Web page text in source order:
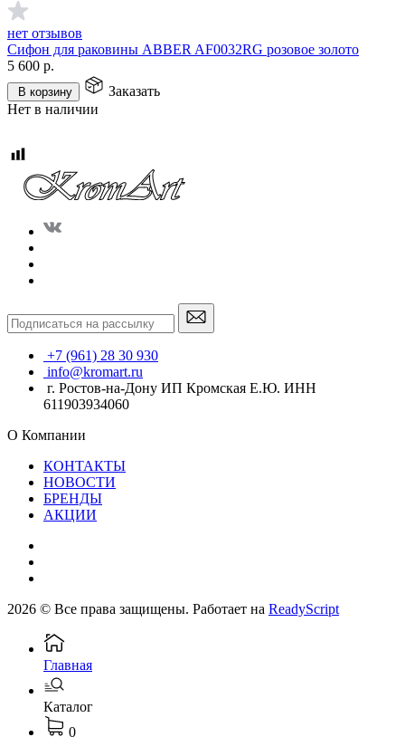
нет отзывов
Сифон для раковины ABBER AF0032RG розовое золото
5 600 р.
В корзину
Заказать
Нет в наличии
+7 (961) 28 30 930
info@kromart.ru
г. Ростов-на-Дону ИП Кромская Е.Ю. ИНН
611903934060
О Компании
КОНТАКТЫ
НОВОСТИ
БРЕНДЫ
АКЦИИ
2026 © Все права защищены. Работает на ReadyScript
Главная
Каталог
0